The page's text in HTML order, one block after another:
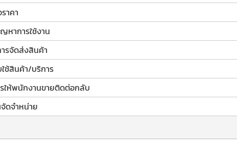
าคา
หาการใช้งาน
รจัดส่งสินค้า
ช้สินค้า/บริการ
ให้พนักงานขายติดต่อกลับ
ดจำหน่าย